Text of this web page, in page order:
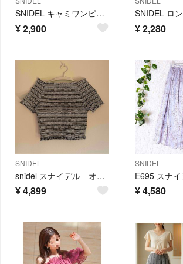
SNIDEL キャミワンピース ピンク S スリット ロング スナイデル
¥2,900 ¥2,280
SNIDEL
snidel スナイデル オフショル 半袖 トップス 肩出し 短丈 レディース
¥4,899
SNIDEL
¥4,580